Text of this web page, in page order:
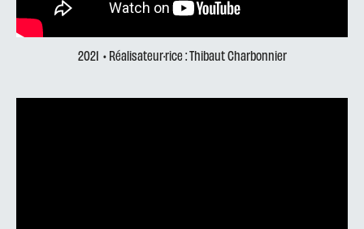
2021 • Réalisateur·rice : Thibaut Charbonnier